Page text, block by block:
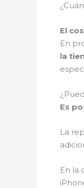
El
En
la
Es
La
En la